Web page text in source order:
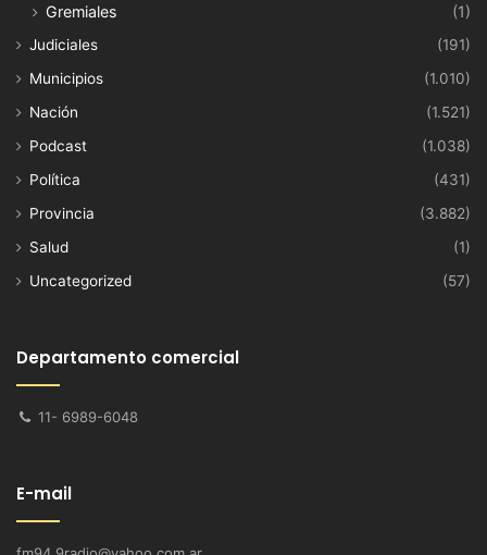
Gremiales (1)
Judiciales
(191)
Municipios
(1.010)
Nación
(1.521)
Podcast
(1.038)
Política
(431)
Provincia
(3.882)
Salud
(1)
Uncategorized
(57)
Departamento comercial
11- 6989-6048
E-mail